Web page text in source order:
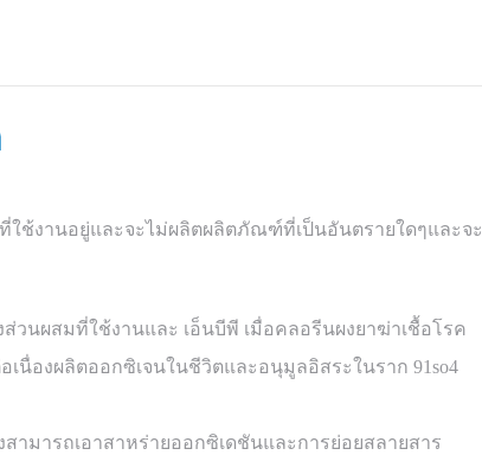
ช้งานอยู่และจะไม่ผลิตผลิตภัณฑ์ที่เป็นอันตรายใดๆและจะ
นผสมที่ใช้งานและ เอ็นบีพี เมื่อคลอรีนผงยาฆ่าเชื้อโรค
นื่องผลิตออกซิเจนในชีวิตและอนุมูลอิสระในราก 91so4
มารถเอาสาหร่ายออกซิเดชันและการย่อยสลายสาร